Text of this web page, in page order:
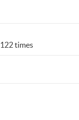
times